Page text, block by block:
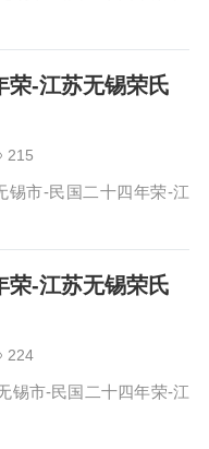
荣-江苏无锡荣氏
215
锡市-民国二十四年荣-江
荣-江苏无锡荣氏
224
锡市-民国二十四年荣-江